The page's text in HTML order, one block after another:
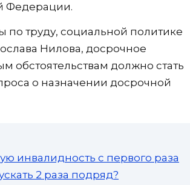
Федерации.
по труду, социальной политике
Нилова, досрочное
обстоятельствам должно стать
о назначении досрочной
инвалидность с первого раза
2 раза подряд?